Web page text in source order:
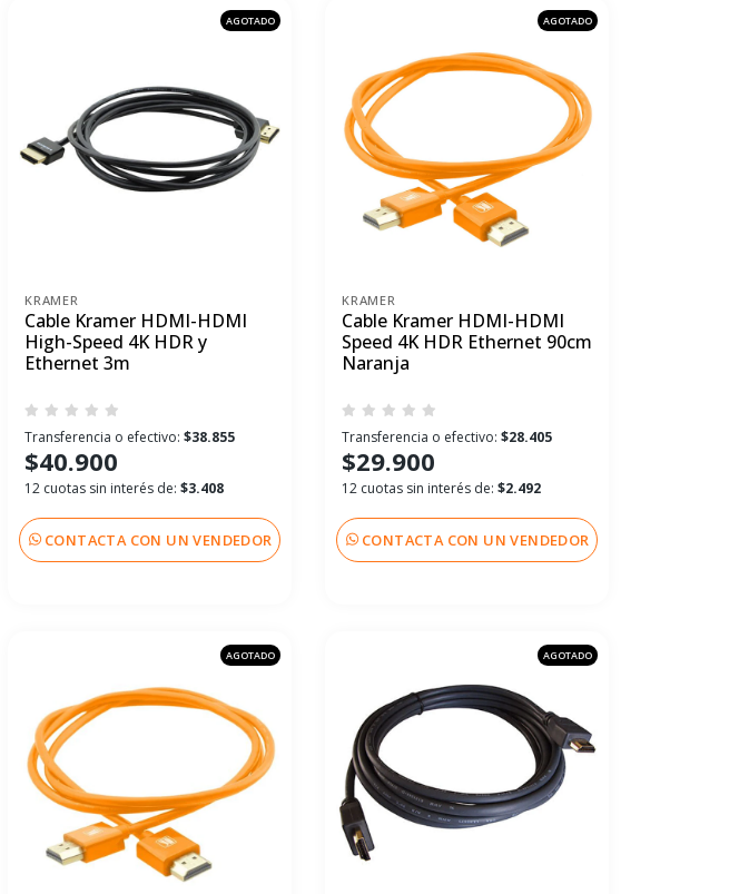
AGOTADO
KRAMER
Cable Kramer HDMI-HDMI
High-Speed 4K HDR y
Ethernet 3m
Transferencia o efectivo: $38.855
$40.900
12 cuotas sin interés de: $3.408
CONTACTA CON UN VENDEDOR
AGOTADO
KRAMER
Cable Kramer HDMI-HDMI
Speed 4K HDR Ethernet 90cm
Naranja
Transferencia o efectivo: $28.405
$29.900
12 cuotas sin interés de: $2.492
CONTACTA CON UN VENDEDOR
AGOTADO AGOTADO